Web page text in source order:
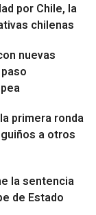
por Chile, la
chilenas
nuevas
primera ronda
a otros
la sentencia
de Estado